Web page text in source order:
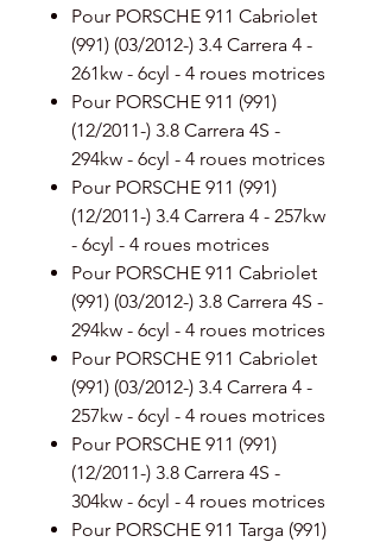
Pour PORSCHE 911 Cabriolet
(991) (03/2012-) 3.4 Carrera 4 -
261kw - 6cyl - 4 roues motrices
Pour PORSCHE 911 (991)
(12/2011-) 3.8 Carrera 4S -
294kw - 6cyl - 4 roues motrices
Pour PORSCHE 911 (991)
(12/2011-) 3.4 Carrera 4 - 257kw
- 6cyl - 4 roues motrices
Pour PORSCHE 911 Cabriolet
(991) (03/2012-) 3.8 Carrera 4S -
294kw - 6cyl - 4 roues motrices
Pour PORSCHE 911 Cabriolet
(991) (03/2012-) 3.4 Carrera 4 -
257kw - 6cyl - 4 roues motrices
Pour PORSCHE 911 (991)
(12/2011-) 3.8 Carrera 4S -
304kw - 6cyl - 4 roues motrices
Pour PORSCHE 911 Targa (991)